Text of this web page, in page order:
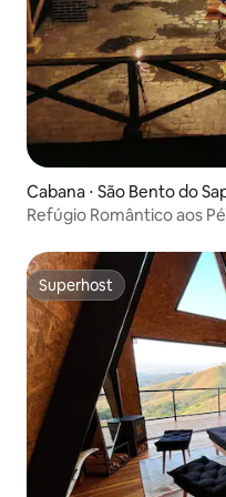
Cabana ⋅ São Bento do
Refúgio Romântico aos
Superhost
Superhost